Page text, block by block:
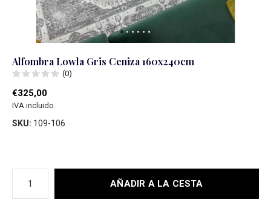
Alfombra Lowla Gris Ceniza 160x240cm
(0)
€325,00
IVA incluido
SKU: 109-106
AÑADIR A LA CESTA